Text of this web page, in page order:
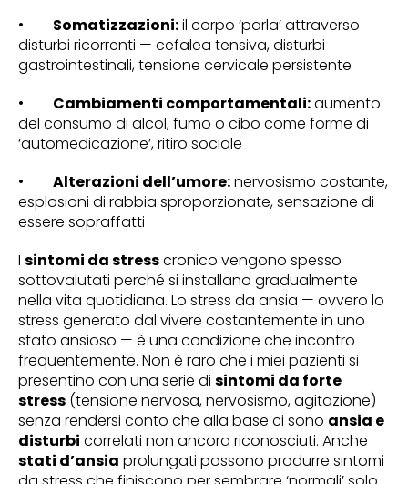
• Somatizzazioni:il corpo ‘parla’ attraverso
disturbi ricorrenti — cefalea tensiva, disturbi
gastrointestinali, tensione cervicale persistente
• Cambiamenti comportamentali:aumento
del consumo di alcol, fumo o cibo come forme di
‘automedicazione’, ritiro sociale
• Alterazioni dell’umore:nervosismo costante,
esplosioni di rabbia sproporzionate, sensazione di
essere sopraffatti
I sintomi da stresscronico vengono spesso
sottovalutati perché si installano gradualmente
nella vita quotidiana. Lo stress da ansia — ovvero lo
stress generato dal vivere costantemente in uno
stato ansioso — è una condizione che incontro
frequentemente. Non è raro che i miei pazienti si
presentino con una serie di sintomi da forte
stress (tensione nervosa, nervosismo, agitazione)
senza rendersi conto che alla base ci sono ansia e
disturbi correlati non ancora riconosciuti. Anche
stati d’ansia prolungati possono produrre sintomi